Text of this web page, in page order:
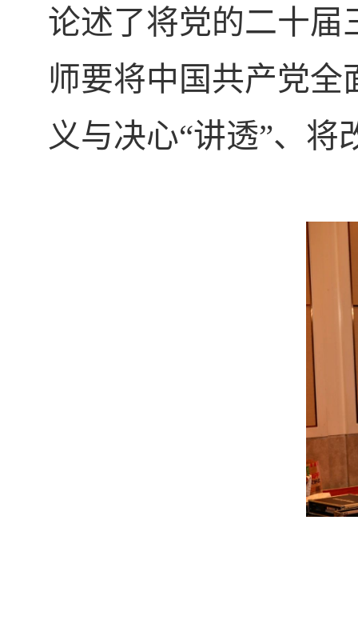
论述了将党的二十届
师要将中国共产党全
义与决心“讲透”、将